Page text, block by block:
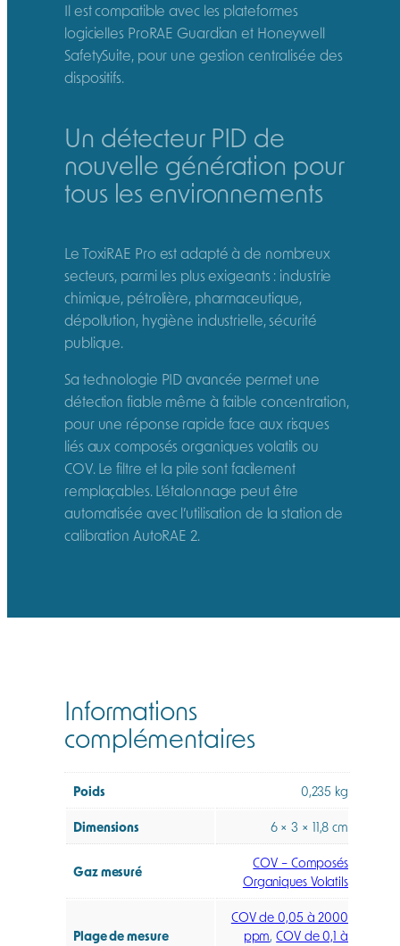
Il est compatible avec les plateformes
logicielles ProRAE Guardian et Honeywell
SafetySuite, pour une gestion centralisée des
dispositifs.
Un détecteur PID de
nouvelle génération pour
tous les environnements
Le ToxiRAE Pro est adapté à de nombreux
secteurs, parmi les plus exigeants : industrie
chimique, pétrolière, pharmaceutique,
dépollution, hygiène industrielle, sécurité
publique.
Sa technologie PID avancée permet une
détection fiable même à faible concentration,
pour une réponse rapide face aux risques
liés aux composés organiques volatils ou
COV. Le filtre et la pile sont facilement
remplaçables. L’étalonnage peut être
automatisée avec l’utilisation de la station de
calibration AutoRAE 2.
Informations
complémentaires
Poids 0,235 kg
Dimensions 6 × 3 × 11,8 cm
Gaz mesuré
COV – Composés
Organiques Volatils
Plage de mesure
COV de 0,05 à 2000
ppm,COV de 0,1 à